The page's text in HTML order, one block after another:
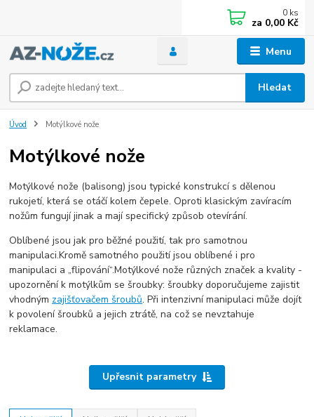
Menu
Hledat
0 ks
za 0,00 Kč
Úvod Motýlkové nože
Motýlkové nože
Motýlkové nože (balisong) jsou typické konstrukcí s dělenou
rukojetí, která se otáčí kolem čepele. Oproti klasickým zavíracím
nožům fungují jinak a mají specifický způsob otevírání.
Oblíbené jsou jak pro běžné použití, tak pro samotnou
manipulaci.Kromě samotného použití jsou oblíbené i pro
manipulaci a „flipování“.Motýlkové nože různých značek a kvality -
upozornění k motýlkům se šroubky: šroubky doporučujeme zajistit
vhodným zajišťovačem šroubů. Při intenzivní manipulaci může dojít
k povolení šroubků a jejich ztrátě, na což se nevztahuje
reklamace.
Upřesnit parametry